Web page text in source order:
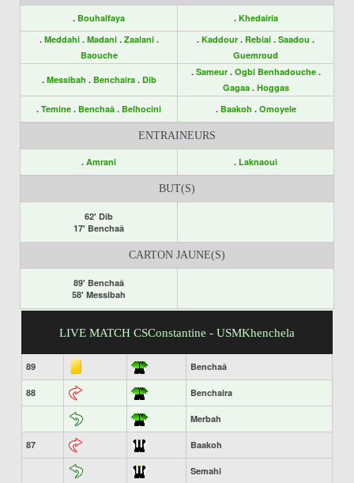
. Bouhalfaya . Khedairia
. Meddahi . Madani . Zaalani .
Baouche
. Kaddour . Rebiai . Saadou .
Guemroud
. Messibah . Benchaira . Dib
. Sameur. Ogbi Benhadouche.
Gagaa. Hoggas
. Temine . Benchaâ . Belhocini . Baakoh . Omoyele
ENTRAINEURS
. Amrani . Laknaoui
BUT(S)
62' Dib
17' Benchaâ
CARTON JAUNE(S)
89' Benchaâ
58' Messibah
LIVE MATCH CSConstantine - USMKhenchela
89 Benchaâ
88 Benchaira
Merbah
87 Baakoh
Semahi